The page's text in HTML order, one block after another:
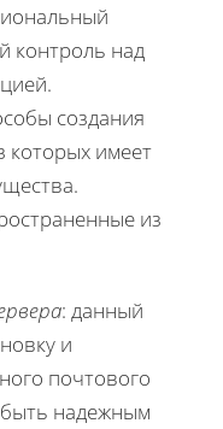
контроль над
создания
которых имеет
из
: данный
и
почтового
надежным